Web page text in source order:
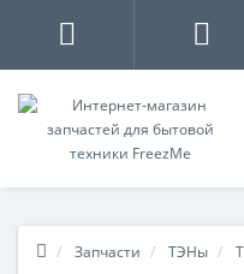
Запчасти ТЭНы